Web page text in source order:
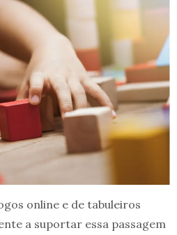
online e de tabuleiros
a suportar essa passagem